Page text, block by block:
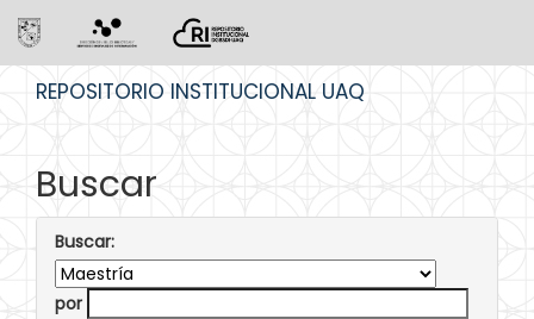
REPOSITORIO INSTITUCIONAL UAQ
Buscar
Buscar:
por